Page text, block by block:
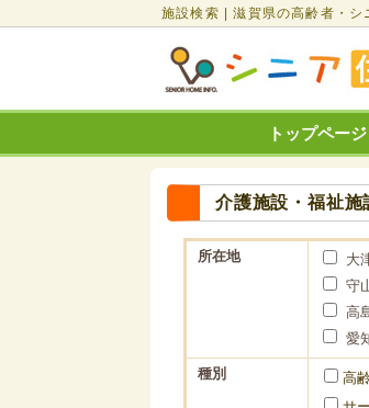
施設検索 | 滋賀県の高齢者・
トップページ
介護施設・福祉施
所在地 大
守
高
愛
種別 高